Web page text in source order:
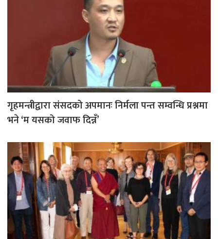
गृहमन्त्रीद्वारा संसदको अपमानः निर्मला पन्त सम्वन्धि प्रश्नमा
भने ‘म यसको जवाफ दिन्नँ’